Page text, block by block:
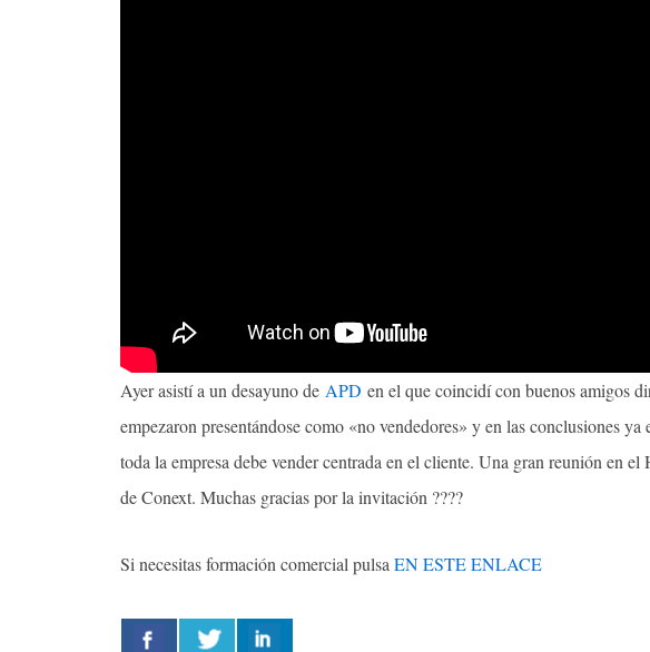
Ayer asistí a un desayuno de APD en el que coincidí con buenos amigos
empezaron presentándose como «no vendedores» y en las conclusiones ya
toda la empresa debe vender centrada en el cliente. Una gran reunión en
de Conext. Muchas gracias por la invitación ????
Si necesitas formación comercial pulsa EN ESTE ENLACE